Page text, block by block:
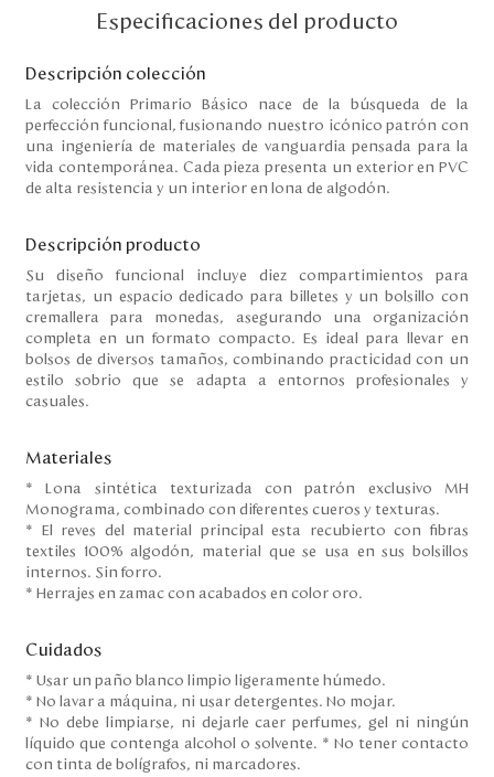
Mi cuenta
Blog
Nuestras Tiendas
Colombia
Costa Rica
Panamá
USA
Especificaciones del producto
Descripción colección
La colección Primario Básico nace de la búsqueda de la
perfección funcional, fusionando nuestro icónico patrón con
una ingeniería de materiales de vanguardia pensada para la
vida contemporánea. Cada pieza presenta un exterior en PVC
de alta resistencia y un interior en lona de algodón.
Descripción producto
Su diseño funcional incluye diez compartimientos para
tarjetas, un espacio dedicado para billetes y un bolsillo con
cremallera para monedas, asegurando una organización
completa en un formato compacto. Es ideal para llevar en
bolsos de diversos tamaños, combinando practicidad con un
estilo sobrio que se adapta a entornos profesionales y
casuales.
Materiales
* Lona sintética texturizada con patrón exclusivo MH
Monograma, combinado con diferentes cueros y texturas.
* El reves del material principal esta recubierto con fibras
textiles 100% algodón, material que se usa en sus bolsillos
internos. Sin forro.
* Herrajes en zamac con acabados en color oro.
Cuidados
* Usar un paño blanco limpio ligeramente húmedo.
* No lavar a máquina, ni usar detergentes. No mojar.
* No debe limpiarse, ni dejarle caer perfumes, gel ni ningún
líquido que contenga alcohol o solvente. * No tener contacto
con tinta de bolígrafos, ni marcadores.